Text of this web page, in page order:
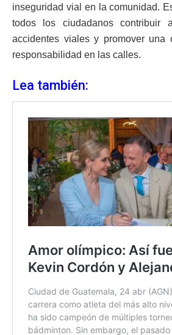
inseguridad vial en la comunidad.
todos los ciudadanos contribuir
accidentes viales y promover una
responsabilidad en las calles.
Lea también: